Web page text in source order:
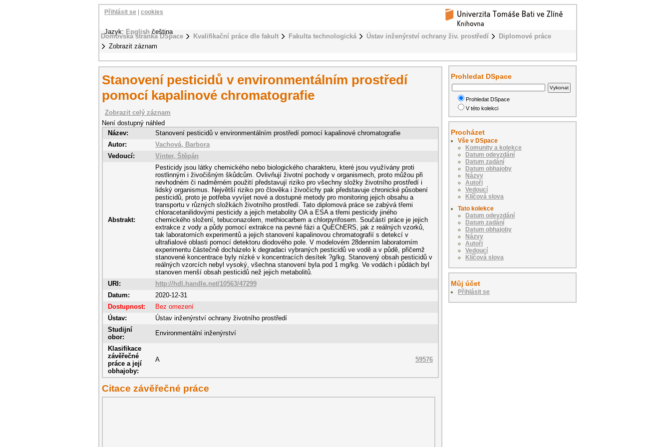
Domovská stránka DSpace Kvalifikační práce dle fakult Fakulta technologická Ústav inženýrství ochrany živ. prostředí
Diplomové práce
Zobrazit záznam
Přihlásit se cookies
Jazyk: English čeština
Stanovení pesticidů v environmentálním prostředí
pomocí kapalinové chromatografie
Zobrazit celý záznam
Není dostupný náhled
Název:
Stanovení pesticidů v environmentálním prostředí pomocí kapalinové chromatografie
Autor:
Vachová, Barbora
Vedoucí:
Vinter, Štěpán
Abstrakt:
Pesticidy jsou látky chemického nebo biologického charakteru, které jsou využívány proti
rostlinným i živočišným škůdcům. Ovlivňují životní pochody v organismech, proto můžou při
nevhodném či nadměrném použití představují riziko pro všechny složky životního prostředí i
lidský organismus. Největší riziko pro člověka i živočichy pak představuje chronické působení
pesticidů, proto je potřeba vyvíjet nové a dostupné metody pro monitoring jejich obsahu a
transportu v různých složkách životního prostředí. Tato diplomová práce se zabývá třemi
chloracetanilidovými pesticidy a jejich metabolity OA a ESA a třemi pesticidy jiného
chemického složení, tebuconazolem, methiocarbem a chlorpyrifosem. Součástí práce je jejich
extrakce z vody a půdy pomocí extrakce na pevné fázi a QuEChERS, jak z reálných vzorků,
tak laboratorních experimentů a jejich stanovení kapalinovou chromatografií s detekcí v
ultrafialové oblasti pomocí detektoru diodového pole. V modelovém 28denním laboratorním
experimentu částečně docházelo k degradaci vybraných pesticidů ve vodě a v půdě, přičemž
stanovené koncentrace byly nízké v koncentracích desítek ?g/kg. Stanovený obsah pesticidů v
reálných vzorcích nebyl vysoký, všechna stanovení byla pod 1 mg/kg. Ve vodách i půdách byl
stanoven menší obsah pesticidů než jejich metabolitů.
URI:
http://hdl.handle.net/10563/47299
Datum:
2020-12-31
Dostupnost:
Bez omezení
Ústav:
Ústav inženýrství ochrany životního prostředí
Studijní
obor:
Environmentální inženýrství
Klasifikace
závěřečné
práce a její
obhajoby:
A 59576
Citace závěřečné práce
Prohledat DSpace
Prohledat DSpace
V této kolekci
Procházet
Vše v DSpace
Komunity a kolekce
Datum odevzdání
Datum zadání
Datum obhajoby
Názvy
Autoři
Vedoucí
Klíčová slova
Tato kolekce
Datum odevzdání
Datum zadání
Datum obhajoby
Názvy
Autoři
Vedoucí
Klíčová slova
Můj účet
Přihlásit se